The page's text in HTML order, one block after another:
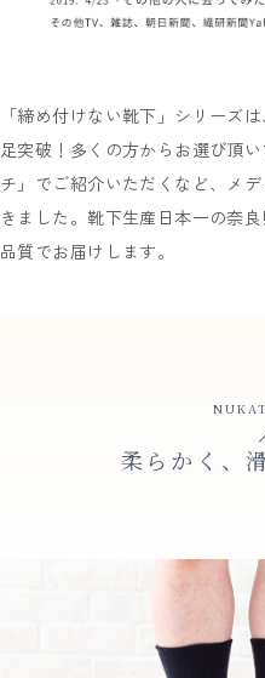
「締め付けない靴下」シリーズ
足突破！多くの方からお選び頂
チ」でご紹介いただくなど、メ
きました。靴下生産日本一の奈
品質でお届けします。
柔らかく、